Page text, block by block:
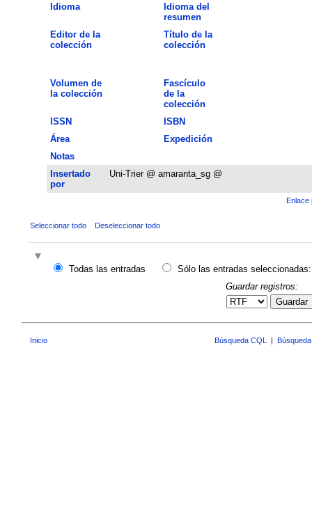
Idioma
Idioma del
resumen
Editor de la
colección
Título de la
colección
Volumen de
la colección
Fascículo
de la
colección
ISSN
ISBN
Área
Expedición
Notas
Insertado
por
Uni-Trier @ amaranta_sg @
Enlace
Seleccionar todo Deseleccionar todo
Todas las entradas
Sólo las entradas seleccionadas:
Guardar registros:
Guardar
Inicio Búsqueda CQL